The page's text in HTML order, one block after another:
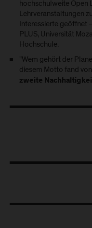
hochschulweite Open
Lehrveranstaltungen
Interessierte geöffnet
PLUS, Universität
Hochschule.
"Wem gehört der
diesem Motto fand von
zweite